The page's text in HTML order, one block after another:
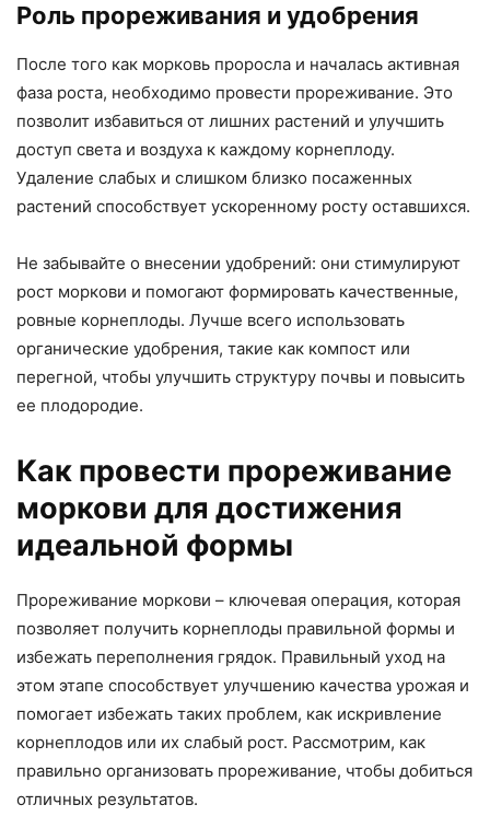
Роль прореживания и удобрения
После того как морковь проросла и началась активная
фаза роста, необходимо провести прореживание. Это
позволит избавиться от лишних растений и улучшить
доступ света и воздуха к каждому корнеплоду.
Удаление слабых и слишком близко посаженных
растений способствует ускоренному росту оставшихся.
Не забывайте о внесении удобрений: они стимулируют
рост моркови и помогают формировать качественные,
ровные корнеплоды. Лучше всего использовать
органические удобрения, такие как компост или
перегной, чтобы улучшить структуру почвы и повысить
ее плодородие.
Как провести прореживание
моркови для достижения
идеальной формы
Прореживание моркови – ключевая операция, которая
позволяет получить корнеплоды правильной формы и
избежать переполнения грядок. Правильный уход на
этом этапе способствует улучшению качества урожая и
помогает избежать таких проблем, как искривление
корнеплодов или их слабый рост. Рассмотрим, как
правильно организовать прореживание, чтобы добиться
отличных результатов.